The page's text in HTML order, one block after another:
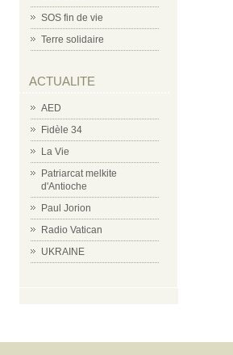
SOS fin de vie
Terre solidaire
ACTUALITE
AED
Fidèle 34
La Vie
Patriarcat melkite
d'Antioche
Paul Jorion
Radio Vatican
UKRAINE